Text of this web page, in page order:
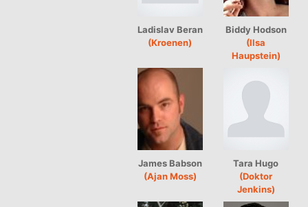
Ladislav Beran
(Kroenen)
Biddy Hodson
(Ilsa
Haupstein)
James Babson
(Ajan Moss)
Tara Hugo
(Doktor
Jenkins)